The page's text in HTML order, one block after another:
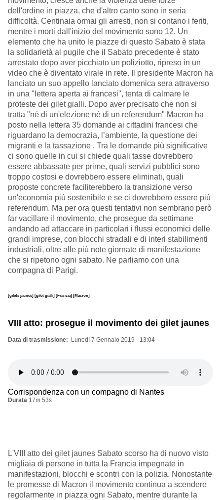
dell'ordine in piazza, che d'altro canto sono in seria
difficoltà. Centinaia ormai gli arresti, non si contano i feriti,
mentre i morti dall'inizio del movimento sono 12. Un
elemento che ha unito le piazze di questo Sabato è stata
la solidarietà al pugile che il Sabato precedente è stato
arrestato dopo aver picchiato un poliziotto, ripreso in un
video che è diventato virale in rete. Il presidente Macron ha
lanciato un suo appello lanciato domenica sera attraverso
in una "lettera aperta ai francesi", tenta di calmare le
proteste dei gilet gialli. Dopo aver precisato che non si
tratta "né di un'elezione né di un referendum" Macron ha
posto nella lettera 35 domande ai cittadini francesi che
riguardano la democrazia, l’ambiente, la questione dei
migranti e la tassazione . Tra le domande più significative
ci sono quelle in cui si chiede quali tasse dovrebbero
essere abbassate per prime, quali servizi pubblici sono
troppo costosi e dovrebbero essere eliminati, quali
proposte concrete faciliterebbero la transizione verso
un'economia più sostenibile e se ci dovrebbero essere più
referendum. Ma per ora questi tentativi non sembrano però
far vacillare il movimento, che prosegue da settimane
andando ad attaccare in particolari i flussi economici delle
grandi imprese, con blocchi stradali e di interi stabilimenti
industriali, oltre alle più note giornate di manifestazione
che si ripetono ogni sabato. Ne parliamo con una
compagna di Parigi.
[gilets jaunes] [gilet gialli] [Francia] [Macron]
VIII atto: prosegue il movimento dei gilet jaunes
Data di trasmissione Lunedì 7 Gennaio 2019 - 13:04
Corrispondenza con un compagno di Nantes
Durata 17m 53s
L'VIII atto dei gilet jaunes Sabato scorso ha di nuovo visto
migliaia di persone in tutta la Francia impegnate in
manifestazioni, blocchi e scontri con la polizia. Nonostante
le promesse di Macron il movimento continua a scendere
regolarmente in piazza ogni Sabato, mentre durante la